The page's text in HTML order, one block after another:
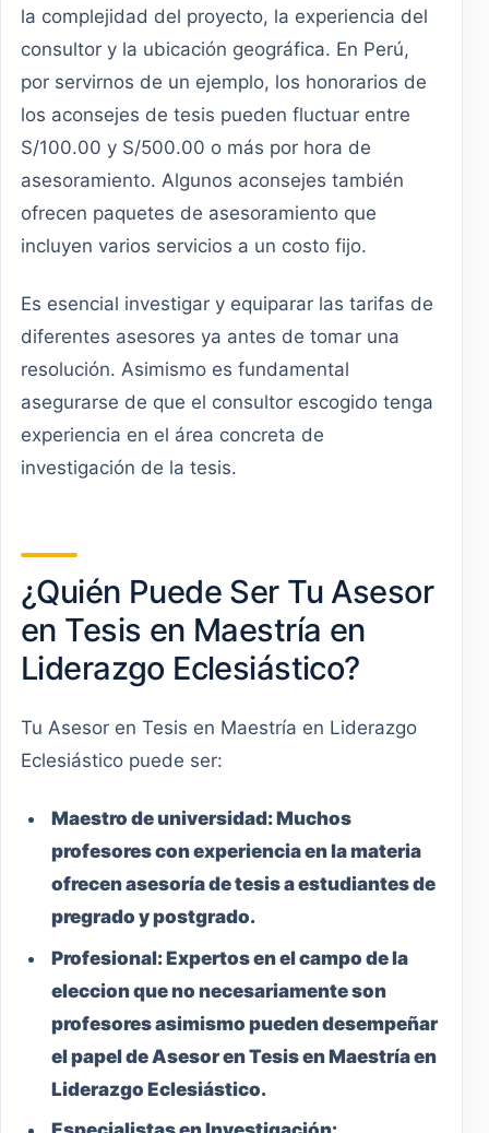
la complejidad del proyecto, la experiencia del
consultor y la ubicación geográfica. En Perú,
por servirnos de un ejemplo, los honorarios de
los aconsejes de tesis pueden fluctuar entre
S/100.00 y S/500.00 o más por hora de
asesoramiento. Algunos aconsejes también
ofrecen paquetes de asesoramiento que
incluyen varios servicios a un costo fijo.
Es esencial investigar y equiparar las tarifas de
diferentes asesores ya antes de tomar una
resolución. Asimismo es fundamental
asegurarse de que el consultor escogido tenga
experiencia en el área concreta de
investigación de la tesis.
¿Quién Puede Ser Tu Asesor
en Tesis en Maestría en
Liderazgo Eclesiástico?
Tu Asesor en Tesis en Maestría en Liderazgo
Eclesiástico puede ser:
Maestrode universidad:Muchos
profesores con experiencia en la materia
ofrecen asesoría de tesis a estudiantes de
pregrado y postgrado.
Profesional:Expertos en el campo de la
eleccion que no necesariamente son
profesores asimismo pueden desempeñar
el papel de Asesor en Tesis en Maestría en
Liderazgo Eclesiástico.